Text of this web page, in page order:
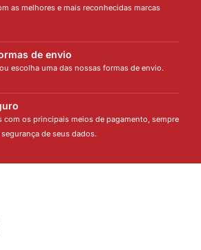
as melhores e mais reconhecidas marcas
de envio
ou escolha uma das nossas formas de envio.
com os principais meios de pagamento, sempre
de seus dados.